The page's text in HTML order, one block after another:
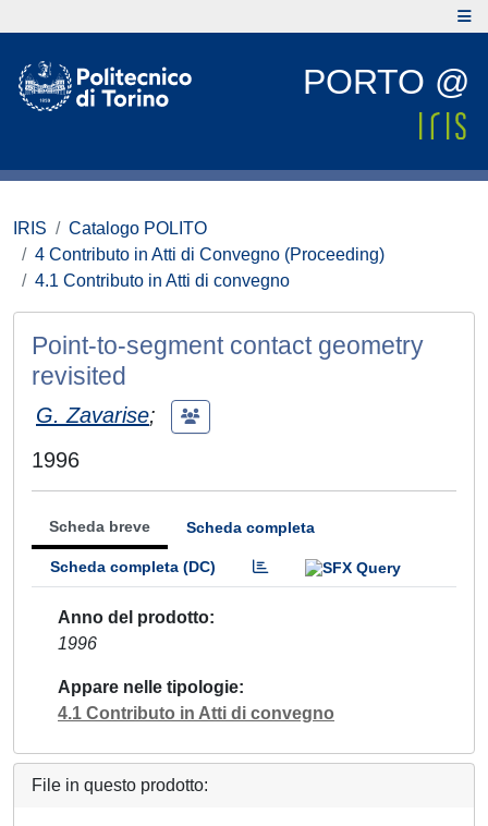
PORTO @
IRIS
Catalogo POLITO
4 Contributo in Atti di Convegno (Proceeding)
4.1 Contributo in Atti di convegno
Point-to-segment contact geometry
revisited
G. Zavarise;
1996
Scheda breve Scheda completa
Scheda completa (DC)
Anno del prodotto
1996
Appare nelle tipologie
4.1 Contributo in Atti di convegno
File in questo prodotto: